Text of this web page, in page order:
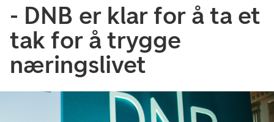
- DNB er klar for å ta et
tak for å trygge
næringslivet